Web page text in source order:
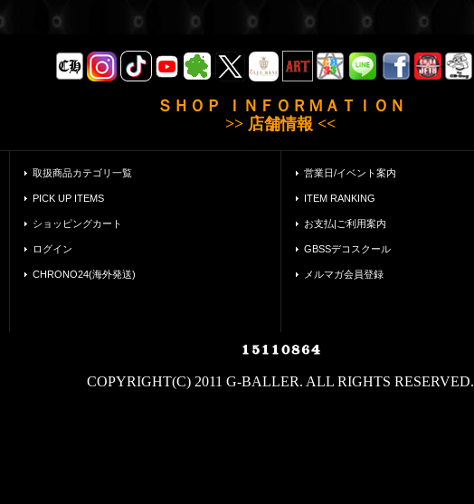
ＳＨＯＰ ＩＮＦＯＲＭＡＴＩＯＮ
>> 店舗情報 <<
取扱商品カテゴリ一覧
PICK UP ITEMS
ショッピングカート
ログイン
CHRONO24(海外発送)
営業日/イベント案内
ITEM RANKING
お支払|ご利用案内
GBSSデコスクール
メルマガ会員登録
COPYRIGHT(C) 2011 G-BALLER. ALL RIGHTS RESERVED.